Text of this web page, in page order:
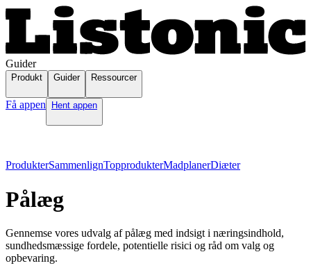
Guider
Produkt Guider Ressourcer
Få appen Hent appen
ProdukterSammenlignTopprodukterMadplanerDiæter
Pålæg
Gennemse vores udvalg af pålæg med indsigt i næringsindhold,
sundhedsmæssige fordele, potentielle risici og råd om valg og
opbevaring.